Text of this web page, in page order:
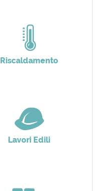
Riscaldamento
Lavori Edili